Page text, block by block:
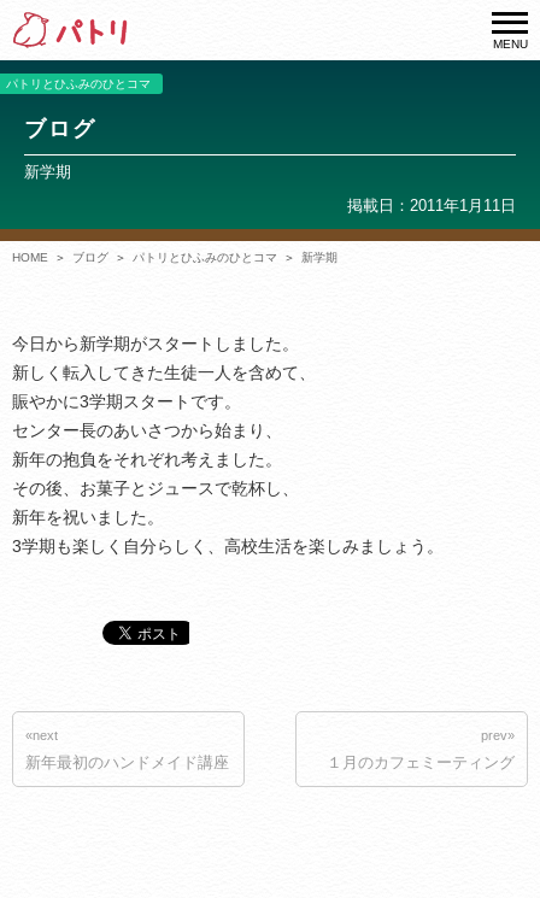
MENU
パトリとひふみのひとコマ
ブログ
新学期
掲載日：2011年1月11日
HOME ブログ パトリとひふみのひとコマ 新学期
今日から新学期がスタートしました。
新しく転入してきた生徒一人を含めて、
賑やかに3学期スタートです。
センター長のあいさつから始まり、
新年の抱負をそれぞれ考えました。
その後、お菓子とジュースで乾杯し、
新年を祝いました。
3学期も楽しく自分らしく、高校生活を楽しみましょう。
«next
新年最初のハンドメイド講座
prev»
１月のカフェミーティング